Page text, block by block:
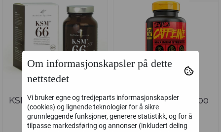
KSM66 Ashwagandha
300 mg
259,-
Mutant caffeine 200
mg
239,-
Om informasjonskapsler på dette
nettstedet
Vi bruker egne og tredjeparts informasjonskapsler
(cookies) og lignende teknologier for å sikre
grunnleggende funksjoner, generere statistikk, og for å
tilpasse markedsføring og annonser (inkludert deling